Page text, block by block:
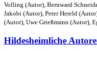
Volling (Autor), Bernward
Jakobi (Autor), Peter Hereld
(Autor), Uwe Grießmann (Autor),
Hildesheimliche